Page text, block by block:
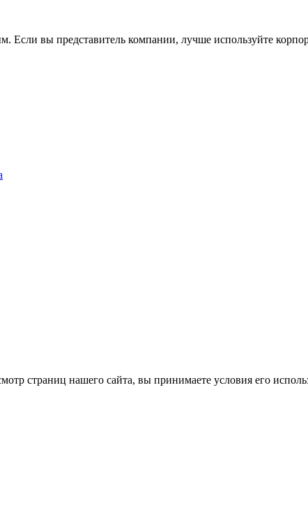
Если вы представитель компании, лучше используйте
страниц нашего сайта, вы принимаете условия его